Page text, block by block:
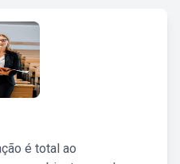
é total ao